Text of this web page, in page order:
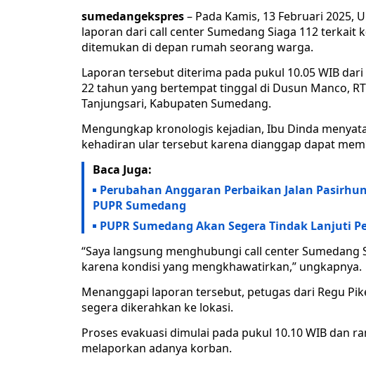
sumedangekspres– Pada Kamis, 13 Februari 2025,
laporan dari call center Sumedang Siaga 112 terkait
ditemukan di depan rumah seorang warga.
Laporan tersebut diterima pada pukul 10.05 WIB
22 tahun yang bertempat tinggal di Dusun Manco,
Tanjungsari, Kabupaten Sumedang.
Mengungkap kronologis kejadian, Ibu Dinda
kehadiran ular tersebut karena dianggap dapat
Baca Juga:
Perubahan Anggaran Perbaikan Jalan
PUPR Sumedang
PUPR Sumedang Akan Segera Tindak Lanjuti
“Saya langsung menghubungi call center
karena kondisi yang mengkhawatirkan,” ungkapnya.
Menanggapi laporan tersebut, petugas dari Regu
segera dikerahkan ke lokasi.
Proses evakuasi dimulai pada pukul 10.10 WIB dan
melaporkan adanya korban.